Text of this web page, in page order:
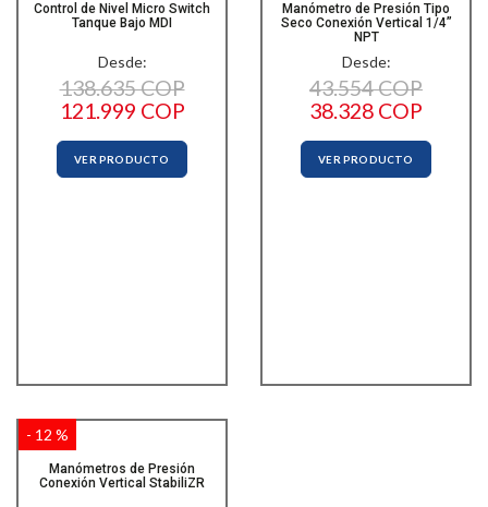
Control de Nivel Micro Switch
Tanque Bajo MDI
Desde:
138.635 COP
121.999 COP
VER PRODUCTO
Manómetro de Presión Tipo
Seco Conexión Vertical 1/4”
NPT
Desde:
43.554 COP
38.328 COP
VER PRODUCTO
Manómetros de Presión
Conexión Vertical StabiliZR
- 12 %